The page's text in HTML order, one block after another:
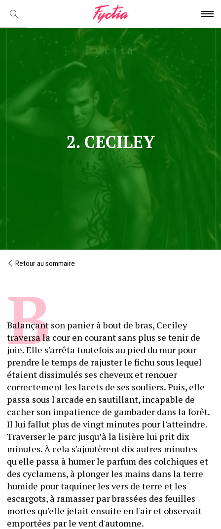
2. CECILEY
Retour au sommaire
Balançant son panier à bout de bras, Ceciley
traversa la cour en courant sans plus se tenir de
joie. Elle s'arrêta toutefois au pied du mur pour
prendre le temps de rajuster le fichu sous lequel
étaient dissimulés ses cheveux et renouer
correctement les lacets de ses souliers. Puis, elle
passa sous l'arcade en sautillant, incapable de
cacher son impatience de gambader dans la forêt.
Il lui fallut plus de vingt minutes pour l'atteindre.
Traverser le parc jusqu’à la lisière lui prit dix
minutes. À cela s'ajoutèrent dix autres minutes
qu'elle passa à humer le parfum des colchiques et
des cyclamens, à plonger les mains dans la terre
humide pour taquiner les vers de terre et les
escargots, à ramasser par brassées des feuilles
mortes qu'elle jetait ensuite en l'air et observait